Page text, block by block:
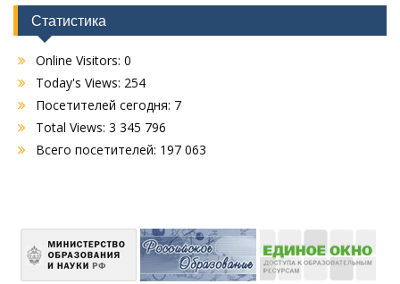
Статистика
Online Visitors: 0
Today's Views: 254
Посетителей сегодня: 7
Total Views: 3 345 796
Всего посетителей: 197 063